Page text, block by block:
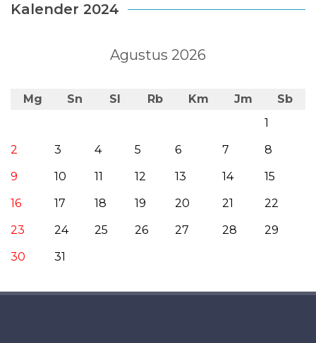
Kalender 2024
Agustus 2026
Mg Sn Sl Rb Km Jm
Sb
1
2
3 4 5 6 7
8
9
10 11 12 13 14
15
16
17 18 19 20 21
22
23
24 25 26 27 28
29
30
31